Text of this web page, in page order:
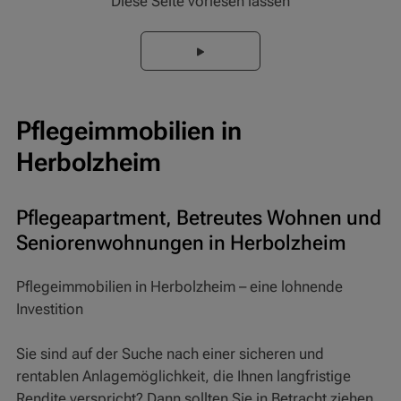
Pflegeimmobilien in
Herbolzheim
Pflegeapartment, Betreutes Wohnen und
Seniorenwohnungen in Herbolzheim
Pflegeimmobilien in Herbolzheim – eine lohnende
Investition
Sie sind auf der Suche nach einer sicheren und
rentablen Anlagemöglichkeit, die Ihnen langfristige